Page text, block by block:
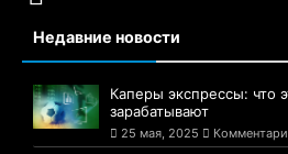
Недавние новости
Каперы экспрессы: что
зарабатывают
25 мая, 2025